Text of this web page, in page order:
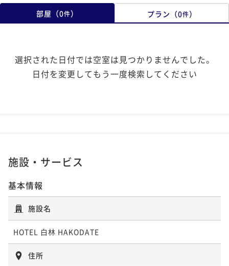
部屋 （0件） プラン （0件）
選択された日付では空室は見つかりませんでした。
日付を変更してもう一度検索してください
施設・サービス
基本情報
施設名
HOTEL 白林 HAKODATE
住所